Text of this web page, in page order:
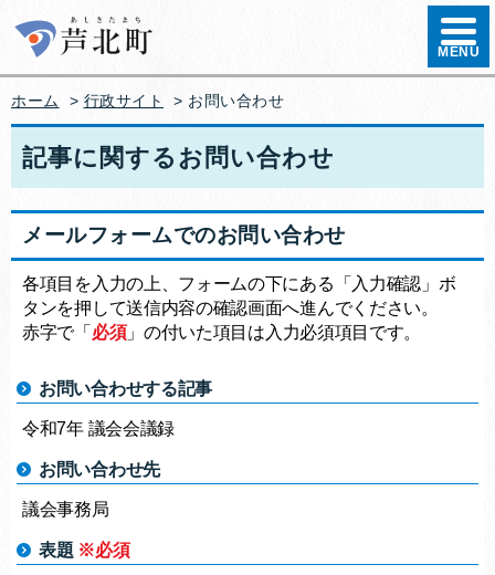
ハンバ
MENU
ホーム > 行政サイト > お問い合わせ
記事に関するお問い合わせ
メールフォームでのお問い合わせ
各項目を入力の上、フォームの下にある「入力確認」ボ
タンを押して送信内容の確認画面へ進んでください。
赤字で「 必須」の付いた項目は入力必須項目です。
お問い合わせする記事
令和7年 議会会議録
お問い合わせ先
議会事務局
表題 ※必須